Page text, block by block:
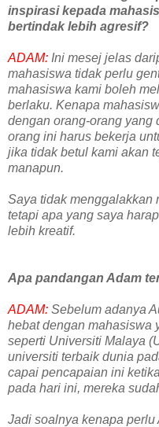
inspirasi kepada
bertindak lebih agresif?
ADAM: Ini mesej jelas
mahasiswa tidak perlu
mahasiswa kami boleh
berlaku. Kenapa
dengan orang-orang yang
orang ini harus bekerja
jika tidak betul kami akan
manapun.
Saya tidak menggalakkan
tetapi apa yang saya
lebih kreatif.
Apa pandangan Adam
ADAM: Sebelum adanya
hebat dengan mahasiswa
seperti Universiti Malaya
universiti terbaik dunia
capai pencapaian ini
pada hari ini, mereka
Jadi soalnya kenapa